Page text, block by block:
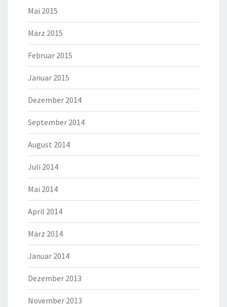
Mai 2015
März 2015
Februar 2015
Januar 2015
Dezember 2014
September 2014
August 2014
Juli 2014
Mai 2014
April 2014
März 2014
Januar 2014
Dezember 2013
November 2013